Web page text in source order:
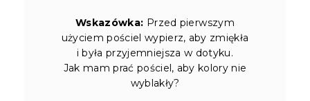
Wskazówka: Przed pierwszym
użyciem pościel wypierz, aby zmiękła
i była przyjemniejsza w dotyku.
Jak mam prać pościel, aby kolory nie
wyblakły?